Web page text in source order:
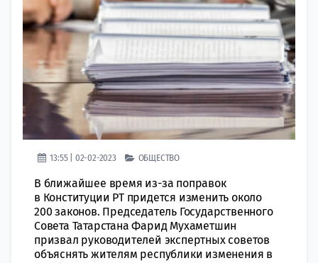
13:55 | 02-02-2023 ОБЩЕСТВО
В ближайшее время из-за поправок
в Конституции РТ придется изменить около
200 законов. Председатель Государственного
Совета Татарстана Фарид Мухаметшин
призвал руководителей экспертных советов
объяснять жителям республики изменения в